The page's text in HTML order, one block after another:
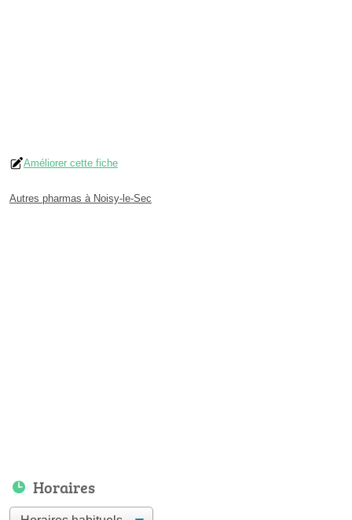
Améliorer cette fiche
Autres pharmas à Noisy-le-Sec
Horaires